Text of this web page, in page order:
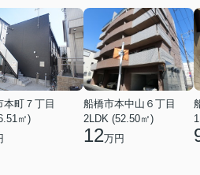
本町７丁目
㎡)
船橋市本中山６丁目
2LDK (52.50㎡)
12万円